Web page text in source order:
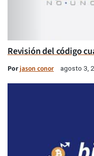
Revisión del código
Porjason conor agosto 3,